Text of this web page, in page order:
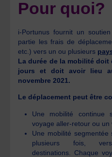
Pour quoi?
i-Portunus fournit un
partie les frais de
etc.) vers un ou plusieurs
La durée de la mobilité doit
jours et doit avoir lieu
novembre 2021.
Le déplacement peut être
Une mobilité continue
voyage aller-retour ou un
Une mobilité
plusieurs fois,
destinations. Chaque